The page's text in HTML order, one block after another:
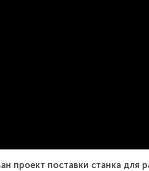
проект поставки станка для